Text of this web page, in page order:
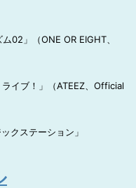
02」（ONE OR EIGHT、
イブ！」（ATEEZ、Official
クステーション」